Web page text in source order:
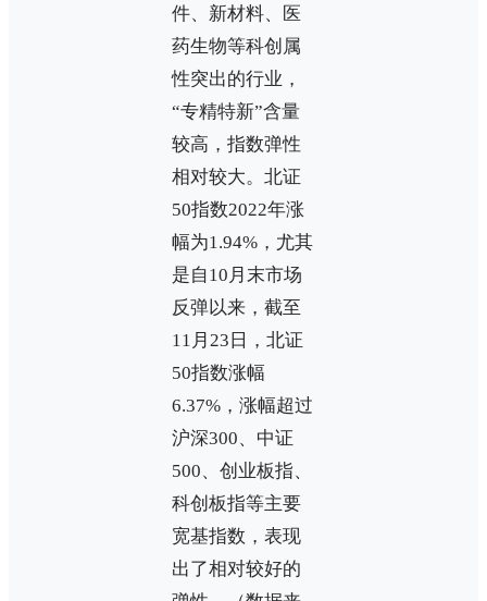
件、新材料、医
药生物等科创属
性突出的行业，
“专精特新”含量
较高，指数弹性
相对较大。北证
50指数2022年涨
幅为1.94%，尤其
是自10月末市场
反弹以来，截至
11月23日，北证
50指数涨幅
6.37%，涨幅超过
沪深300、中证
500、创业板指、
科创板指等主要
宽基指数，表现
出了相对较好的